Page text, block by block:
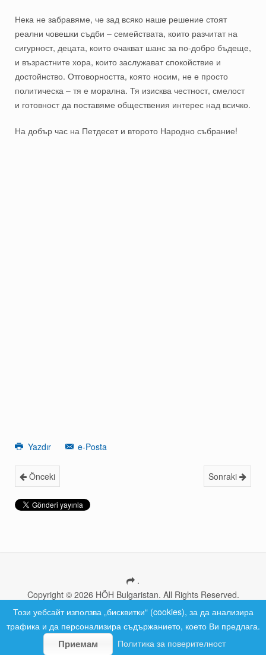
Нека не забравяме, че зад всяко наше решение стоят
реални човешки съдби – семействата, които разчитат на
сигурност, децата, които очакват шанс за по-добро бъдеще,
и възрастните хора, които заслужават спокойствие и
достойнство. Отговорността, която носим, не е просто
политическа – тя е морална. Тя изисква честност, смелост
и готовност да поставяме обществения интерес над всичко.
На добър час на Петдесет и второто Народно събрание!
Yazdır e-Posta
Önceki Sonraki
.
Copyright © 2026 HÖH Bulgaristan. All Rights Reserved.
Ana sayfa
Haberler İletişim
Този уебсайт използва „бисквитки“ (cookies), за да анализира
трафика и да персонализира съдържанието, което Ви предлага.
Приемам Политика за поверителност